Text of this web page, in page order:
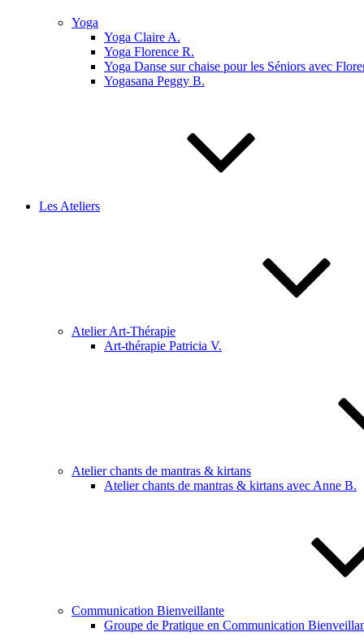
Yoga
Yoga Claire A.
Yoga Florence R.
Yoga Danse sur chaise pour les Séniors avec
Yogasana Peggy B.
Les Ateliers
Atelier Art-Thérapie
Art-thérapie Patricia V.
Atelier chants de mantras & kirtans
Atelier chants de mantras & kirtans avec Anne B.
Communication Bienveillante
Groupe de Pratique en Communication